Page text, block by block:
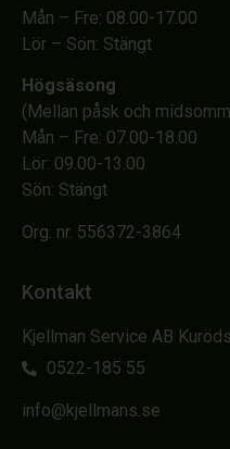
Mån – Fre: 08.00-17.00
Lör – Sön: Stängt
Högsäsong
(Mellan påsk och
Mån – Fre: 07.00-18.00
Lör: 09.00-13.00
Sön: Stängt
Org. nr. 556372-3864
Kontakt
Kjellman Service AB
0522-185 55
info@kjellmans.se